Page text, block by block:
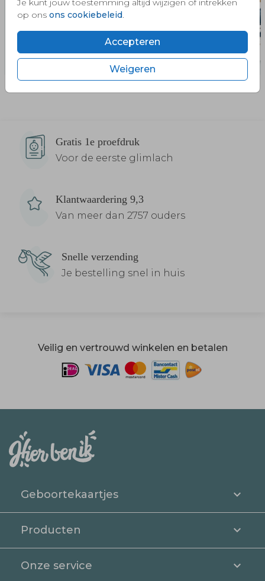
op ons ons cookiebeleid
Accepteren
Weigeren
Gratis 1e proefdruk
Voor de eerste glimlach
Klantwaardering 9,3
Van meer dan 2757 ouders
Snelle verzending
Je bestelling snel in huis
Veilig en vertrouwd winkelen en betalen
Geboortekaartjes
Producten
Onze service